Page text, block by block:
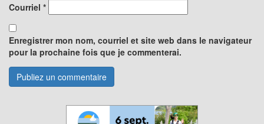
Courriel *
Enregistrer mon nom, courriel et site web dans le navigateur
pour la prochaine fois que je commenterai.